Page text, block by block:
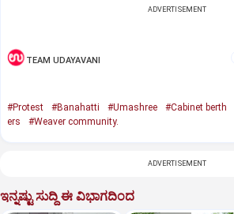
ADVERTISEMENT
TEAM UDAYAVANI
#Protest #Banahatti #Umashree #Cabinet berth
ers
#Weaver community.
ADVERTISEMENT
ಇನ್ನಷ್ಟು ಸುದ್ದಿ ಈ ವಿಭಾಗದಿಂದ